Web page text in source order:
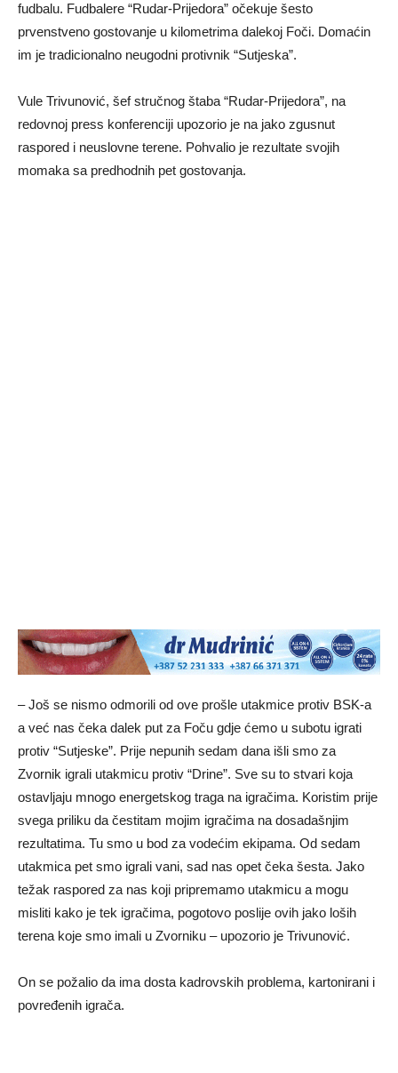
fudbalu. Fudbalere “Rudar-Prijedora” očekuje šesto
prvenstveno gostovanje u kilometrima dalekoj Foči. Domaćin
im je tradicionalno neugodni protivnik “Sutjeska”.
Vule Trivunović, šef stručnog štaba “Rudar-Prijedora”, na
redovnoj press konferenciji upozorio je na jako zgusnut
raspored i neuslovne terene. Pohvalio je rezultate svojih
momaka sa predhodnih pet gostovanja.
– Još se nismo odmorili od ove prošle utakmice protiv BSK-a
a već nas čeka dalek put za Foču gdje ćemo u subotu igrati
protiv “Sutjeske”. Prije nepunih sedam dana išli smo za
Zvornik igrali utakmicu protiv “Drine”. Sve su to stvari koja
ostavljaju mnogo energetskog traga na igračima. Koristim prije
svega priliku da čestitam mojim igračima na dosadašnjim
rezultatima. Tu smo u bod za vodećim ekipama. Od sedam
utakmica pet smo igrali vani, sad nas opet čeka šesta. Jako
težak raspored za nas koji pripremamo utakmicu a mogu
misliti kako je tek igračima, pogotovo poslije ovih jako loših
terena koje smo imali u Zvorniku – upozorio je Trivunović.
On se požalio da ima dosta kadrovskih problema, kartonirani i
povređenih igrača.